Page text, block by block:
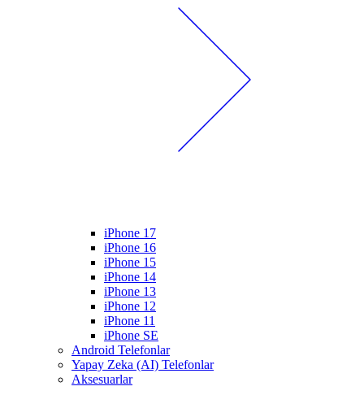
iPhone 17
iPhone 16
iPhone 15
iPhone 14
iPhone 13
iPhone 12
iPhone 11
iPhone SE
Android Telefonlar
Yapay Zeka (AI) Telefonlar
Aksesuarlar